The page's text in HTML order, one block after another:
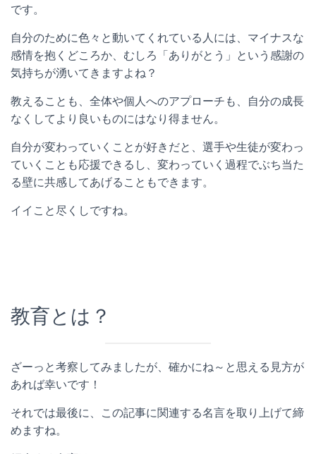
です。
自分のために色々と動いてくれている人には、マイナスな
感情を抱くどころか、むしろ「ありがとう」という感謝の
気持ちが湧いてきますよね？
教えることも、全体や個人へのアプローチも、自分の成長
なくしてより良いものにはなり得ません。
自分が変わっていくことが好きだと、選手や生徒が変わっ
ていくことも応援できるし、変わっていく過程でぶち当た
る壁に共感してあげることもできます。
イイこと尽くしですね。
教育とは？
ざーっと考察してみましたが、確かにね～と思える見方が
あれば幸いです！
それでは最後に、この記事に関連する名言を取り上げて締
めますね。